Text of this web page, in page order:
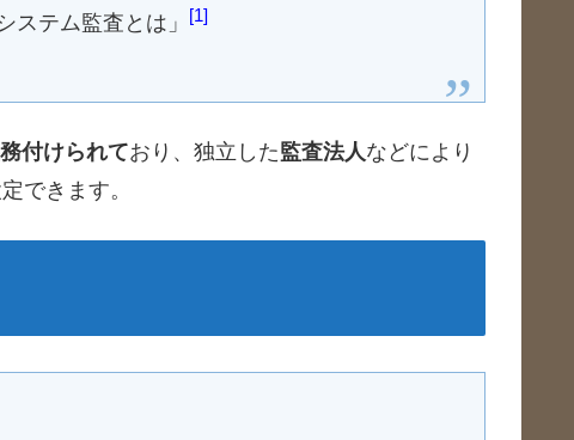
ム監査とは」
1
付けられており、独立した監査法人などにより
できます。